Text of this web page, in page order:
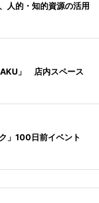
人的・知的資源の活用
」 店内スペース
」100日前イベント